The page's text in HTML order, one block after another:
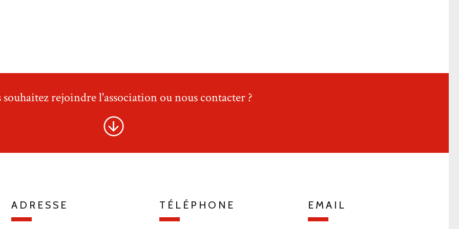
souhaitez rejoindre l'association ou nous contacter ?
ADRESSE TÉLÉPHONE EMAIL